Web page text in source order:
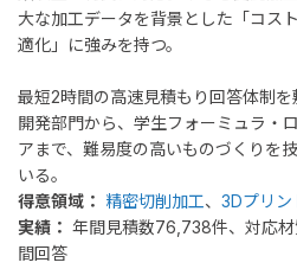
大な加工データを背景とした「コス
適化」に強みを持つ。
最短2時間の高速見積もり回答体制を
開発部門から、学生フォーミュラ・
アまで、難易度の高いものづくりを
いる。
得意領域： 精密切削加工、 3Dプリン
実績： 年間見積数76,738件、対応
間回答